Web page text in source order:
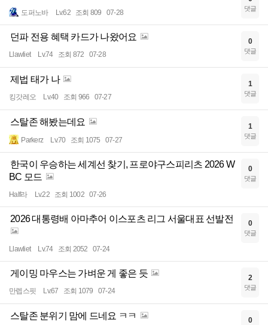
도퍼노바 Lv.62 조회 809 07-28 댓글
던파 전용 혜택 카드가 나왔어요
Llawliet Lv.74 조회 872 07-28
0
댓글
제법 태가 나
킹갓레오 Lv.40 조회 966 07-27
1
댓글
스탈존 해봤는데요
Parkerz Lv.70 조회 1075 07-27
1
댓글
한국이 우승하는 세계선 찾기, 프로야구스피리츠 2026 W
BC 모드
Half라 Lv.22 조회 1002 07-26
0
댓글
2026 대통령배 아마추어 이스포츠 리그 서울대표 선발전
Llawliet Lv.74 조회 2052 07-24
0
댓글
게이밍 마우스는 가벼운 게 좋은 듯
만렙스핏 Lv.67 조회 1079 07-24
2
댓글
스탈존 분위기 맘에 드네요 ㅋㅋ 0